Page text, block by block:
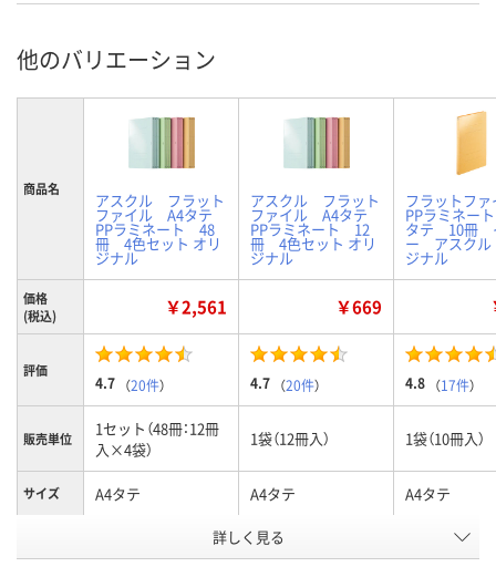
他のバリエーション
商品名
アスクル フラット
ファイル A4タテ
PPラミネート 48
冊 4色セット オリ
ジナル
アスクル フラット
ファイル A4タテ
PPラミネート 12
冊 4色セット オリ
ジナル
フラットフ
PPラミネー
タテ 10冊
ー アスクル
ジナル
価格
(税込)
￥2,561 ￥669
評価
4.7 （20件） 4.7 （20件） 4.8 （17件）
販売単位
1セット（48冊：12冊
入×4袋）
1袋（12冊入） 1袋（10冊入）
サイズ A4タテ A4タテ A4タテ
4色ミックス イエロー
詳しく見る